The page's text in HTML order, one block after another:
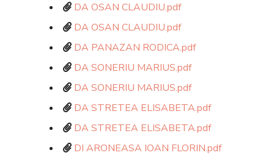
DA OSAN CLAUDIU.pdf
DA OSAN CLAUDIU.pdf
DA PANAZAN RODICA.pdf
DA SONERIU MARIUS.pdf
DA SONERIU MARIUS.pdf
DA STRETEA ELISABETA.pdf
DA STRETEA ELISABETA.pdf
DI ARONEASA IOAN FLORIN.pdf